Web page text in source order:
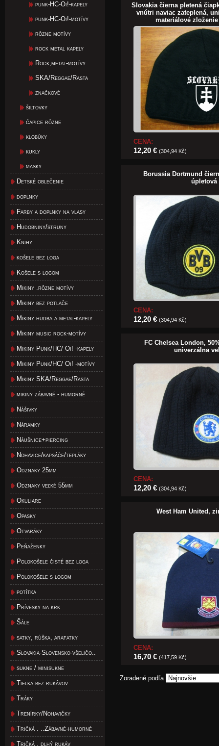
punk-HC-Oi!-kapely
punk-HC-Oi!-motívy
rôzne motívy
rock metal kapely
Rock,metal-motívy
SKA/Reggae/Rasta
značkové
šiltovky
čapice rôzne
klobúky
kukly
masky
Detské oblečenie
doplnky
Farby a doplnky na vlasy
Hudobniny/struny
Knihy
košele bez loga
Košele s logom
Mikiny .rôzne motívy
Mikiny bez potlače
Mikiny hudba a metal-kapely
Mikiny music rock-motívy
Mikiny Punk/HC/ Oi! -kapely
Mikiny Punk/HC/ Oi! -motívy
Mikiny SKA/Reggae/Rasta
mikiny zábavné - humorné
Nášivky
Náramky
Náušnice+piercing
Nohavice/kapsáče/tepláky
Odznaky 25mm
Odznaky veľké 55mm
Okuliare
Opasky
Otvaráky
Peňaženky
Polokošele čisté bez loga
Polokošele s logom
potítka
Prívesky na krk
Šále
satky, rúška, arafatky
Slovakia-Slovensko-všeličo..
sukne / minisukne
Tielka bez rukávov
Tráky
Trenírky/Nohavičky
Tričká . ..Zábavné-humorné
Tričká . dlhý rukáv
Slovakia čierna pletená
vnútri naviac zateplená,
materiálové
CENA:
12,20 € (304,94 Kč)
Borussia Dortmund
úpletová
CENA:
12,20 € (304,94 Kč)
FC Chelsea London,
univerzálna
CENA:
12,20 € (304,94 Kč)
West Ham United,
CENA:
16,70 € (417,59 Kč)
Zoradené podľa